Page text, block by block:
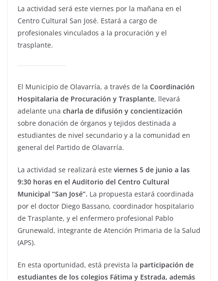
La actividad será este viernes por la mañana en el
Centro Cultural San José. Estará a cargo de
profesionales vinculados a la procuración y el
trasplante.
El Municipio de Olavarría, a través de la Coordinación
Hospitalaria de Procuración y Trasplante, llevará
adelante una charla de difusión y concientización
sobre donación de órganos y tejidos destinada a
estudiantes de nivel secundario y a la comunidad en
general del Partido de Olavarría.
La actividad se realizará este viernes 5 de junio a las
9:30 horas en el Auditorio del Centro Cultural
Municipal “San José”. La propuesta estará coordinada
por el doctor Diego Bassano, coordinador hospitalario
de Trasplante, y el enfermero profesional Pablo
Grunewald, integrante de Atención Primaria de la Salud
(APS).
En esta oportunidad, está prevista la participación de
estudiantes de los colegios Fátima y Estrada, además